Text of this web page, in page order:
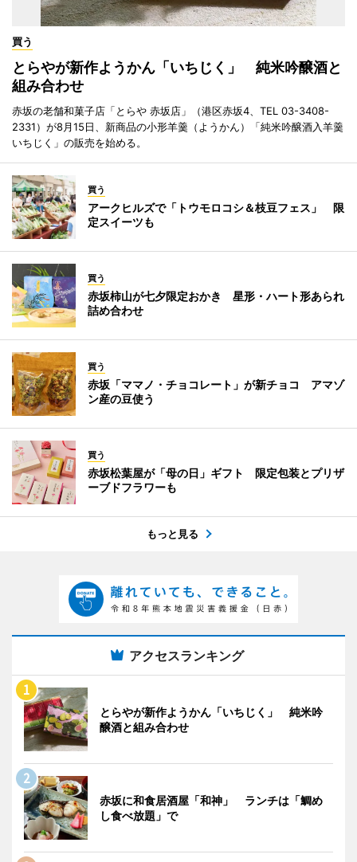
買う
とらやが新作ようかん「いちじく」 純米吟醸酒と
組み合わせ
赤坂の老舗和菓子店「とらや 赤坂店」（港区赤坂4、TEL 03-3408-
2331）が8月15日、新商品の小形羊羹（ようかん）「純米吟醸酒入羊羹
いちじく」の販売を始める。
買う
アークヒルズで「トウモロコシ＆枝豆フェス」 限
定スイーツも
買う
赤坂柿山が七夕限定おかき 星形・ハート形あられ
詰め合わせ
買う
赤坂「ママノ・チョコレート」が新チョコ アマゾ
ン産の豆使う
買う
赤坂松葉屋が「母の日」ギフト 限定包装とプリザ
ーブドフラワーも
もっと見る
アクセスランキング
とらやが新作ようかん「いちじく」 純米吟
醸酒と組み合わせ
赤坂に和食居酒屋「和神」 ランチは「鯛め
し食べ放題」で